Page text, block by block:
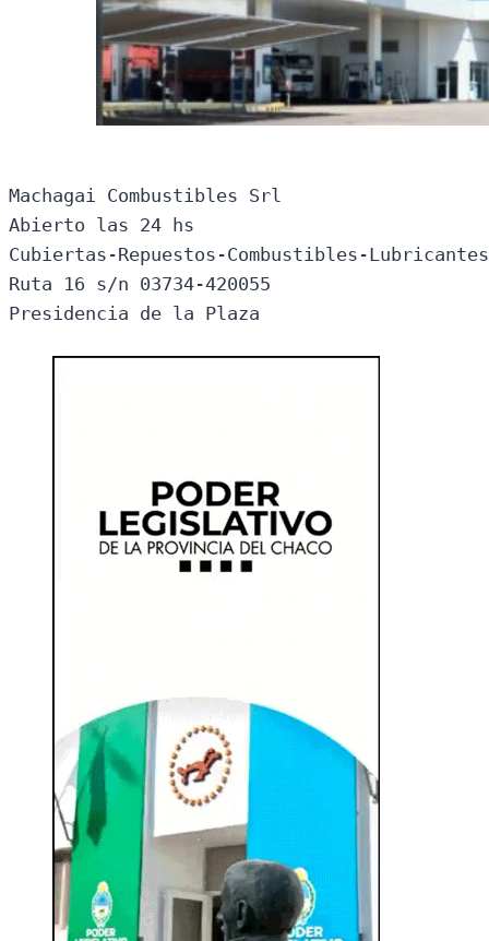
Machagai Combustibles Srl
Abierto las 24 hs
Cubiertas-Repuestos-Combustibles-
Ruta 16 s/n 03734-420055
Presidencia de la Plaza